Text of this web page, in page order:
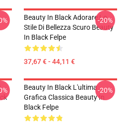
Beauty In Black Adorare Lo
Stile Di Bellezza Scuro Beauty
In Black Felpe
37,67 € - 44,11 €
-20%
Beauty In Black L'ultima
Grafica Classica Beauty In
Black Felpe
-20%